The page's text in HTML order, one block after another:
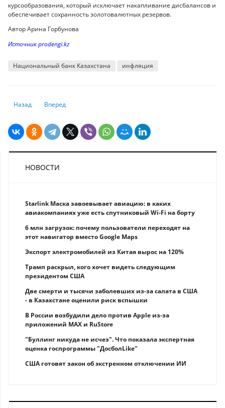
курсообразования, который исключает накапливание дисбалансов и
обеспечивает сохранность золотовалютных резервов.
Автор Арина Горбунова
Источник prodengi.kz
Национальный банк Казахстана инфляция
Предыдущий: В Европе оценили эффект от отключения России от
Назад Следующий: Возвращение 2008 года: американские банки
Вперед
НОВОСТИ
Starlink Маска завоевывает авиацию: в каких
авиакомпаниях уже есть спутниковый Wi-Fi на борту
6 млн загрузок: почему пользователи переходят на
этот навигатор вместо Google Maps
Экспорт электромобилей из Китая вырос на 120%
Трамп раскрыл, кого хочет видеть следующим
президентом США
Две смерти и тысячи заболевших из-за салата в США
- в Казахстане оценили риск вспышки
В России возбудили дело против Apple из-за
приложений MAX и RuStore
"Буллинг никуда не исчез". Что показала экспертная
оценка госпрограммы "ДосболLike"
США готовят закон об экстренном отключении ИИ